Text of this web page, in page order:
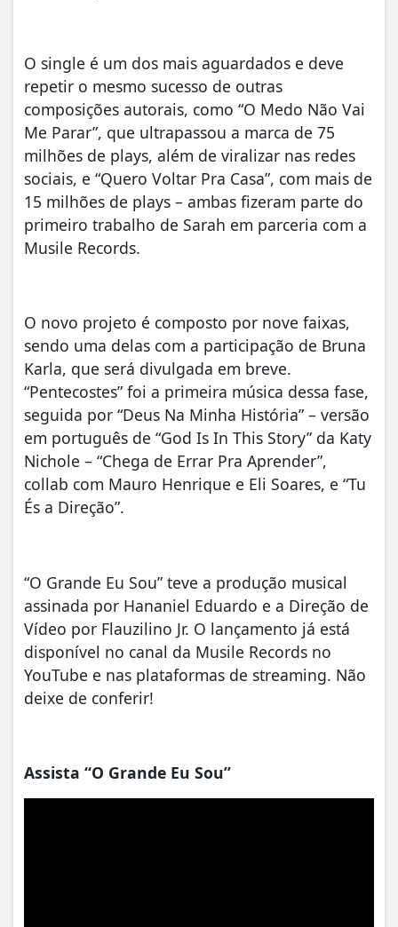
O single é um dos mais aguardados e deve
repetir o mesmo sucesso de outras
composições autorais, como “O Medo Não Vai
Me Parar”, que ultrapassou a marca de 75
milhões de plays, além de viralizar nas redes
sociais, e “Quero Voltar Pra Casa”, com mais de
15 milhões de plays – ambas fizeram parte do
primeiro trabalho de Sarah em parceria com a
Musile Records.
O novo projeto é composto por nove faixas,
sendo uma delas com a participação de Bruna
Karla, que será divulgada em breve.
“Pentecostes” foi a primeira música dessa fase,
seguida por “Deus Na Minha História” – versão
em português de “God Is In This Story” da Katy
Nichole – “Chega de Errar Pra Aprender”,
collab com Mauro Henrique e Eli Soares, e “Tu
És a Direção”.
“O Grande Eu Sou” teve a produção musical
assinada por Hananiel Eduardo e a Direção de
Vídeo por Flauzilino Jr. O lançamento já está
disponível no canal da Musile Records no
YouTube e nas plataformas de streaming. Não
deixe de conferir!
Assista “O Grande Eu Sou”